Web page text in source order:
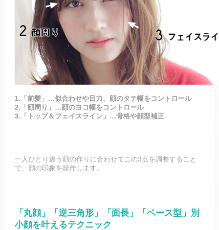
1.「前髪」…似合わせや目力、顔のタテ幅をコントロール
2.「顔周り」…顔のヨコ幅をコントロール
3.「トップ＆フェイスライン」…骨格や顔型補正
一人ひとり違う顔の作りに合わせてこの3点を調整すること
で、顔の印象を操作します。
「丸顔」「逆三角形」「面長」「ベース型」別
小顔を叶えるテクニック